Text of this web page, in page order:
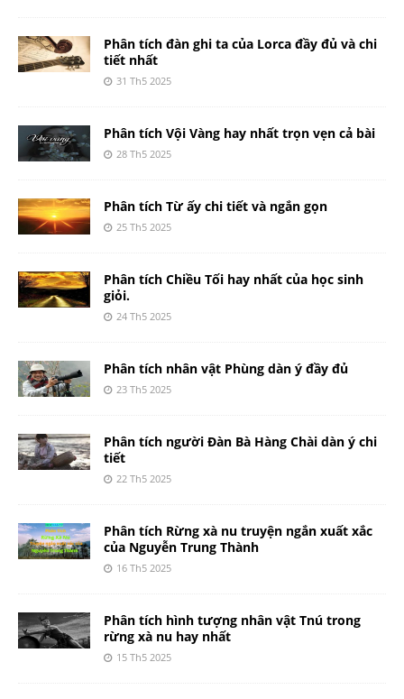
Phân tích đàn ghi ta của Lorca đầy đủ và chi
tiết nhất
31 Th5 2025
Phân tích Vội Vàng hay nhất trọn vẹn cả bài
28 Th5 2025
Phân tích Từ ấy chi tiết và ngắn gọn
25 Th5 2025
Phân tích Chiều Tối hay nhất của học sinh
giỏi.
24 Th5 2025
Phân tích nhân vật Phùng dàn ý đầy đủ
23 Th5 2025
Phân tích người Đàn Bà Hàng Chài dàn ý chi
tiết
22 Th5 2025
Phân tích Rừng xà nu truyện ngắn xuất xắc
của Nguyễn Trung Thành
16 Th5 2025
Phân tích hình tượng nhân vật Tnú trong
rừng xà nu hay nhất
15 Th5 2025